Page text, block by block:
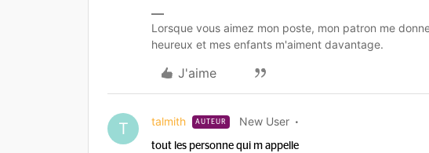
Lorsque vous aimez mon poste, mon patron me
heureux et mes enfants m'aiment davantage.
J'aime
T talmith AUTEUR New User
tout les personne qui m appelle